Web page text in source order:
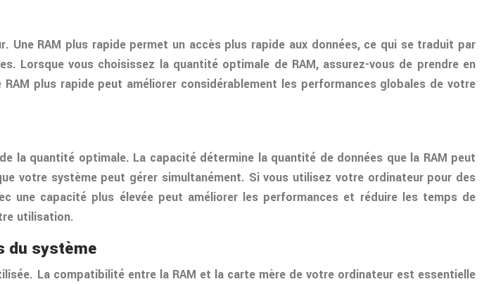
RAM plus rapide permet un accès plus rapide aux données, ce qui se traduit par
Lorsque vous choisissez la quantité optimale de RAM, assurez-vous de prendre en
plus rapide peut améliorer considérablement les performances globales de votre
la quantité optimale. La capacité détermine la quantité de données que la RAM peut
votre système peut gérer simultanément. Si vous utilisez votre ordinateur pour des
une capacité plus élevée peut améliorer les performances et réduire les temps de
utilisation.
du système
La compatibilité entre la RAM et la carte mère de votre ordinateur est essentielle